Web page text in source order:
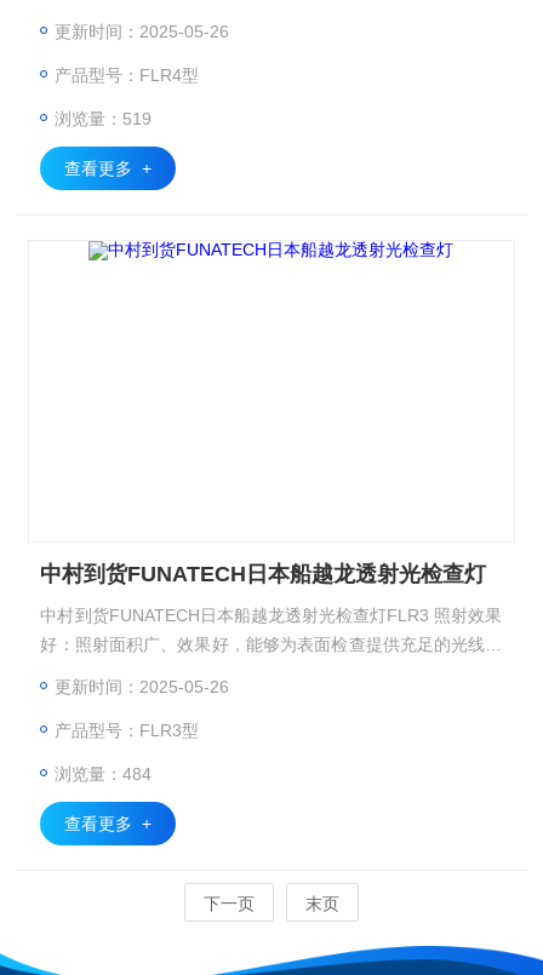
更新时间：2025-05-26
产品型号：FLR4型
浏览量：519
查看更多 +
中村到货FUNATECH日本船越龙透射光检查灯
中村到货FUNATECH日本船越龙透射光检查灯FLR3 照射效果
好：照射面积广、效果好，能够为表面检查提供充足的光线，
更新时间：2025-05-26
产品型号：FLR3型
浏览量：484
查看更多 +
下一页 末页